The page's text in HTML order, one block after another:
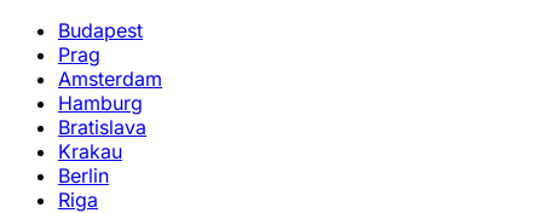
Budapest
Prag
Amsterdam
Hamburg
Bratislava
Krakau
Berlin
Riga